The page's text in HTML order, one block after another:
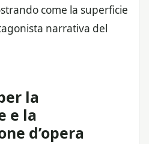
come la superficie
narrativa del
la
e la
d’opera